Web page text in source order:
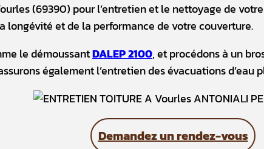
(69390) pour l’entretien et le nettoyage de votre
longévité et de la performance de votre couverture.
le démoussantDALEP 2100, et procédons à un
également l’entretien des évacuations
Demandez un rendez-vous